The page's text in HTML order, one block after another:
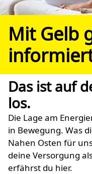
Mit Gelb
Das ist auf
los.
Die Lage am
in Bewegung. Was
Nahen Osten für
deine Versorgung
erfährst du hier.